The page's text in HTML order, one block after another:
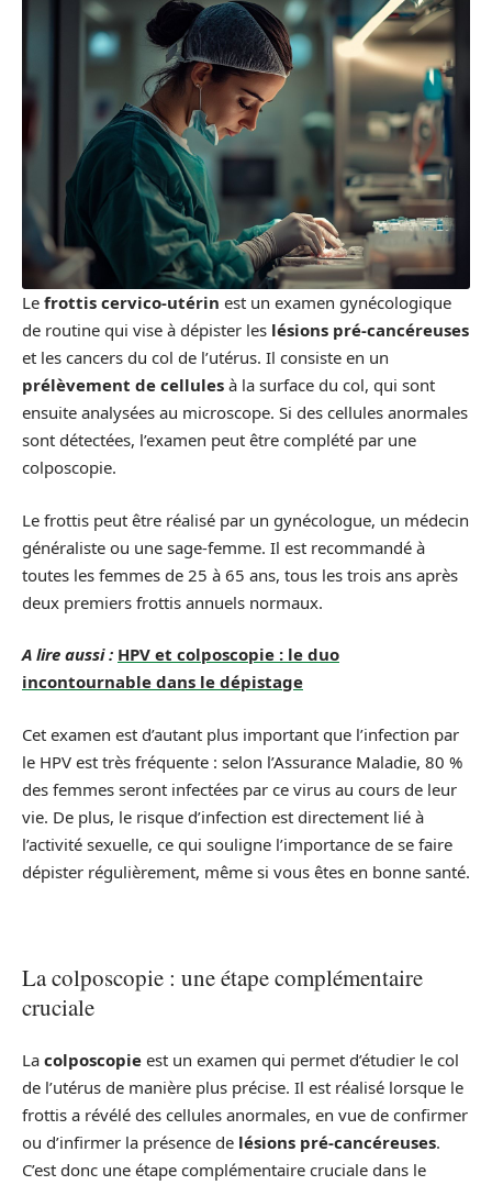
Le frottis cervico-utérin est un examen gynécologique
de routine qui vise à dépister les lésions pré-cancéreuses
et les cancers du col de l’utérus. Il consiste en un
prélèvement de cellules à la surface du col, qui sont
ensuite analysées au microscope. Si des cellules anormales
sont détectées, l’examen peut être complété par une
colposcopie.
Le frottis peut être réalisé par un gynécologue, un médecin
généraliste ou une sage-femme. Il est recommandé à
toutes les femmes de 25 à 65 ans, tous les trois ans après
deux premiers frottis annuels normaux.
A lire aussi : HPV et colposcopie : le duo
incontournable dans le dépistage
Cet examen est d’autant plus important que l’infection par
le HPV est très fréquente : selon l’Assurance Maladie, 80 %
des femmes seront infectées par ce virus au cours de leur
vie. De plus, le risque d’infection est directement lié à
l’activité sexuelle, ce qui souligne l’importance de se faire
dépister régulièrement, même si vous êtes en bonne santé.
La colposcopie : une étape complémentaire
cruciale
La colposcopie est un examen qui permet d’étudier le col
de l’utérus de manière plus précise. Il est réalisé lorsque le
frottis a révélé des cellules anormales, en vue de confirmer
ou d’infirmer la présence de lésions pré-cancéreuses.
C’est donc une étape complémentaire cruciale dans le